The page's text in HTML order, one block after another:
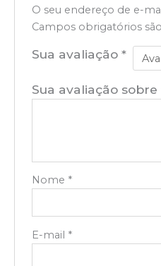
O seu endereço de e-
Campos obrigatórios
Sua avaliação*
Sua avaliação
Nome *
E-mail *